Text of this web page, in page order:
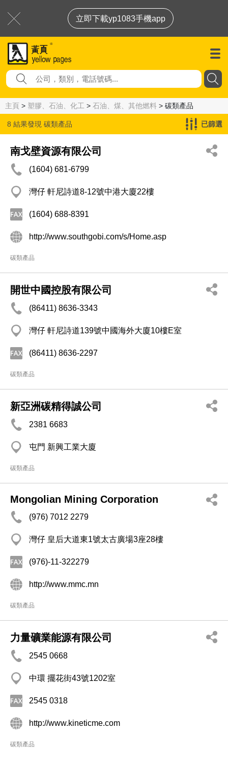
立即下載yp1083手機app
主頁 > 塑膠、石油、化工 > 石油、煤、其他燃料 > 碳類產品
8 結果發現 碳類產品 已篩選
南戈壁資源有限公司
(1604) 681-6799
灣仔 軒尼詩道8-12號中港大廈22樓
(1604) 688-8391
http://www.southgobi.com/s/Home.asp
碳類產品
開世中國控股有限公司
(86411) 8636-3343
灣仔 軒尼詩道139號中國海外大廈10樓E室
(86411) 8636-2297
碳類產品
新亞洲碳精得誠公司
2381 6683
屯門 新興工業大廈
碳類產品
Mongolian Mining Corporation
(976) 7012 2279
灣仔 皇后大道東1號太古廣場3座28樓
(976)-11-322279
http://www.mmc.mn
碳類產品
力量礦業能源有限公司
2545 0668
中環 擺花街43號1202室
2545 0318
http://www.kineticme.com
碳類產品